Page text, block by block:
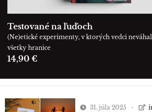
Testované na ľuďoch
(Ne)etické experimenty, v ktorých vedci
všetky hranice
14,90 €
31. júla 2025